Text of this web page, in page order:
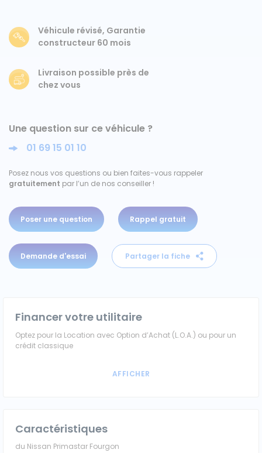
Nissan
Peugeot
Volkswagen
Véhicules 0 km
Tous les véhicules
Financement utilitaire
Véhicule révisé, Garantie
constructeur 60 mois
Livraison possible près de
chez vous
Une question sur ce véhicule ?
01 69 15 01 10
Posez nous vos questions ou bien faites-vous rappeler
gratuitement par l’un de nos conseiller !
Poser une question Rappel gratuit
Demande d'essai Partager la fiche
Financer votre utilitaire
Optez pour la Location avec Option d’Achat (L.O.A.) ou pour un
crédit classique
Caractéristiques
du Nissan Primastar Fourgon